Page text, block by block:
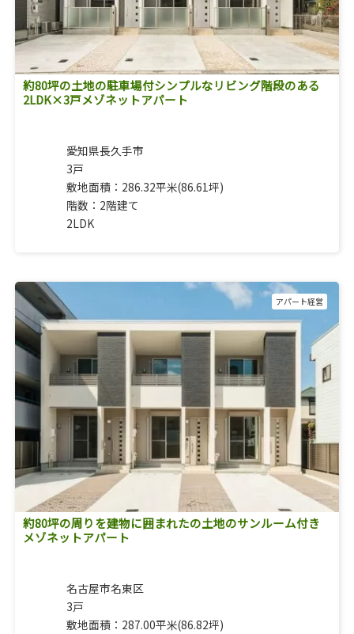
約80坪の土地の駐車場付シンプルなリビング階段のある
2LDK×3戸メゾネットアパート
愛知県長久手市
3戸
敷地面積：286.32平米(86.61坪)
階数：2階建て
2LDK
約80坪の周りを建物に囲まれたの土地のサンルーム付き
メゾネットアパート
名古屋市名東区
3戸
敷地面積：287.00平米(86.82坪)
アパート経営